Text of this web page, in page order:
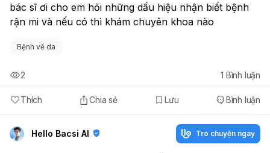
bác sĩ ơi cho em hỏi những dấu hiệu nhận biết bệnh
rận mi và nếu có thì khám chuyên khoa nào
Bệnh về da
Thích Chia sẻ Lưu Bình luận
2 1 Bình luận
Hello Bacsi AI Trò chuyện ngay